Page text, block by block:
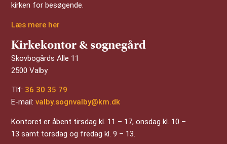
kirken for besøgende.
Læs mere her
Kirkekontor & sognegård
Skovbogårds Alle 11
2500 Valby
Tlf: 36 30 35 79
E-mail:valby.sognvalby@km.dk
Kontoret er åbent tirsdag kl. 11 – 17, onsdag kl. 10 –
13 samt torsdag og fredag kl. 9 – 13.